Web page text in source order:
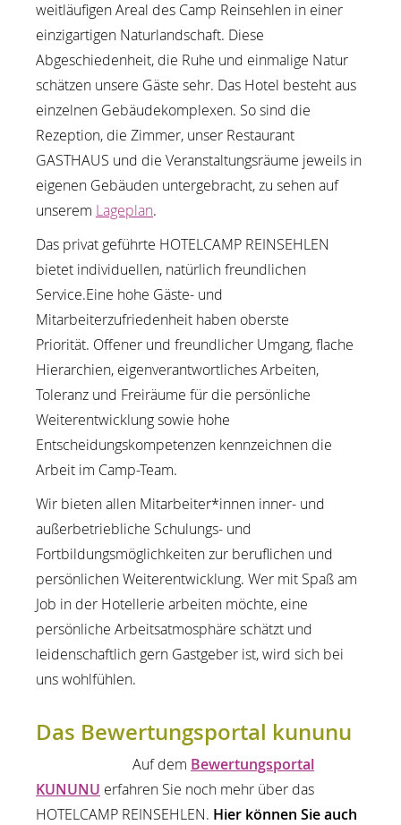
weitläufigen Areal des Camp Reinsehlen in einer
einzigartigen Naturlandschaft. Diese
Abgeschiedenheit, die Ruhe und einmalige Natur
schätzen unsere Gäste sehr. Das Hotel besteht aus
einzelnen Gebäudekomplexen. So sind die
Rezeption, die Zimmer, unser Restaurant
GASTHAUS und die Veranstaltungsräume jeweils in
eigenen Gebäuden untergebracht, zu sehen auf
unserem Lageplan.
Das privat geführte HOTELCAMP REINSEHLEN
bietet individuellen, natürlich freundlichen
Service.Eine hohe Gäste- und
Mitarbeiterzufriedenheit haben oberste
Priorität. Offener und freundlicher Umgang, flache
Hierarchien, eigenverantwortliches Arbeiten,
Toleranz und Freiräume für die persönliche
Weiterentwicklung sowie hohe
Entscheidungskompetenzen kennzeichnen die
Arbeit im Camp-Team.
Wir bieten allen Mitarbeiter*innen inner- und
außerbetriebliche Schulungs- und
Fortbildungsmöglichkeiten zur beruflichen und
persönlichen Weiterentwicklung. Wer mit Spaß am
Job in der Hotellerie arbeiten möchte, eine
persönliche Arbeitsatmosphäre schätzt und
leidenschaftlich gern Gastgeber ist, wird sich bei
uns wohlfühlen.
Das Bewertungsportal kununu
Auf dem Bewertungsportal
KUNUNU erfahren Sie noch mehr über das
HOTELCAMP REINSEHLEN. Hier können Sie auch